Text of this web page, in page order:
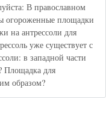
В православном
огороженные площадки
на антрессоли для
уже существует с
в западной части
Площадка для
образом?